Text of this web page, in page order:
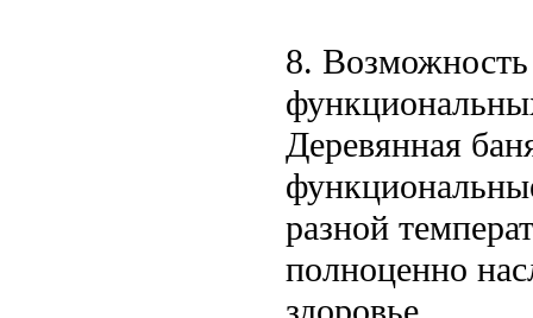
8.
Деревянная
разной
полноценно